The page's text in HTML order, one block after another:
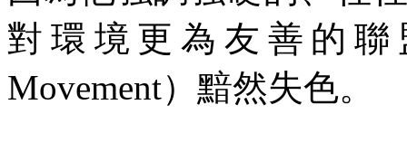
對環境更為友善的
Movement）黯然失色。